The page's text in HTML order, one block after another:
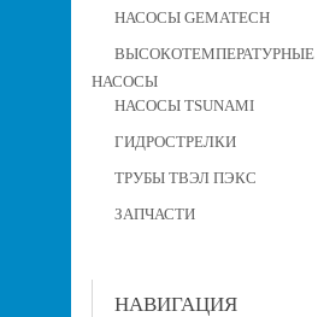
НАСОСЫ GEMATECH
ВЫСОКОТЕМПЕРАТУРНЫЕ
НАСОСЫ
НАСОСЫ TSUNAMI
ГИДРОСТРЕЛКИ
ТРУБЫ ТВЭЛ ПЭКС
ЗАПЧАСТИ
НАВИГАЦИЯ